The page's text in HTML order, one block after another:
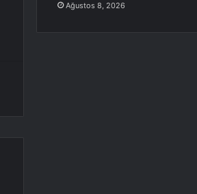
Ağustos 8, 2026